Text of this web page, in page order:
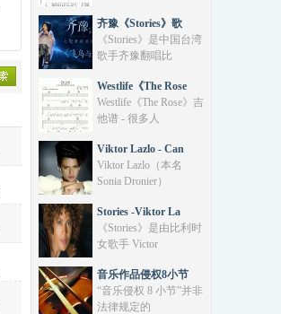
齐豫《Stories》歌
《Stories》是中国台湾
歌手齐豫翻唱比
Westlife《The Rose
Westlife《The Rose》吉
他谱 - 很多人
Viktor Lazlo - Can
Viktor Lazlo‌（本名
Sonia Dronier）
Stories -Viktor La
《Stories》是由‌比利时
女歌手 Victor
音乐作品侵权8小节
“音乐侵权 8 小节”‌并非
法律规定的